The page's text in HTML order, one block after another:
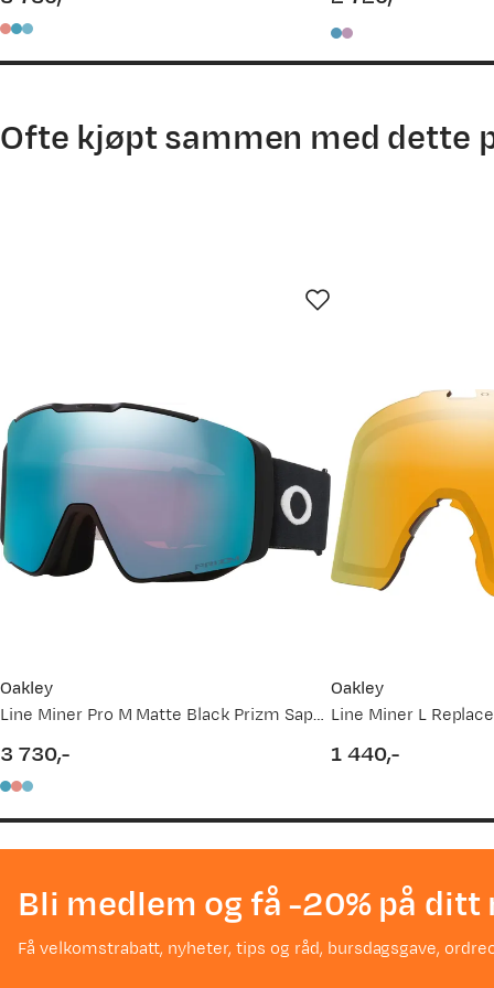
08.08.2025
price
Ofte kjøpt sammen med dette
Oakley
Line Miner Pro M Matte Black Prizm Sapphire & Prizm Iced
price
3 730,-
Oakley
1 440,-
Bli medlem og få -20% på
Få velkomstrabatt, nyheter, tips og råd, bursdagsgave,